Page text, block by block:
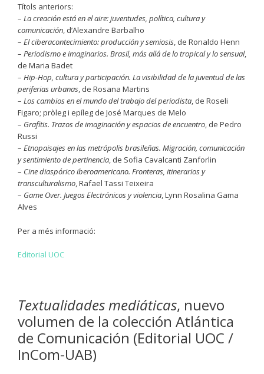
Títols anteriors:
– La creación está en el aire: juventudes, política, cultura y
comunicación, d’Alexandre Barbalho
– El ciberacontecimiento: producción y semiosis, de Ronaldo Henn
– Periodismo e imaginarios. Brasil, más allá de lo tropical y lo sensual,
de Maria Badet
– Hip-Hop, cultura y participación. La visibilidad de la juventud de las
periferias urbanas, de Rosana Martins
– Los cambios en el mundo del trabajo del periodista, de Roseli
Figaro; pròleg i epíleg de José Marques de Melo
– Grafitis. Trazos de imaginación y espacios de encuentro, de Pedro
Russi
– Etnopaisajes en las metrópolis brasileñas. Migración, comunicación
y sentimiento de pertinencia, de Sofia Cavalcanti Zanforlin
– Cine diaspórico iberoamericano. Fronteras, itinerarios y
transculturalismo, Rafael Tassi Teixeira
– Game Over. Juegos Electrónicos y violencia, Lynn Rosalina Gama
Alves
Per a més informació:
Editorial UOC
Textualidades mediáticas, nuevo
volumen de la colección Atlántica
de Comunicación (Editorial UOC /
InCom-UAB)